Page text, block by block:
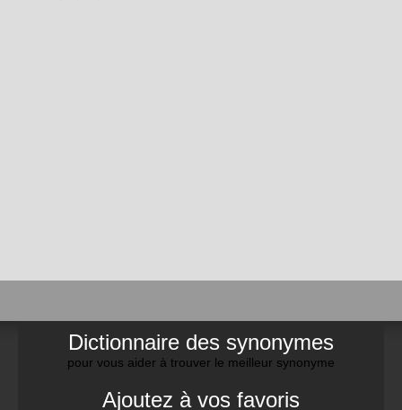
Dictionnaire des synonymes
pour vous aider à trouver le meilleur synonyme
Ajoutez à vos favoris